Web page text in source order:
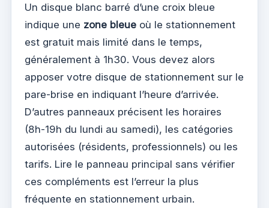
Un disque blanc barré d’une croix bleue
indique une zone bleue où le stationnement
est gratuit mais limité dans le temps,
généralement à 1h30. Vous devez alors
apposer votre disque de stationnement sur le
pare-brise en indiquant l’heure d’arrivée.
D’autres panneaux précisent les horaires
(8h-19h du lundi au samedi), les catégories
autorisées (résidents, professionnels) ou les
tarifs. Lire le panneau principal sans vérifier
ces compléments est l’erreur la plus
fréquente en stationnement urbain.